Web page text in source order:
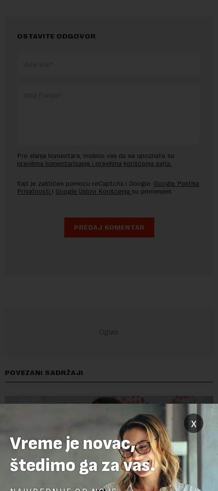
OSTAVITE ODGOVOR
Pre slanja komentara, molimo vas da se upoznate sa
pravilima komentarisanja i pravilima korišćenja sajta.
Sajt je zaštićen pomocu reCaptcha i Google. Google Politika
Privatnosti i Google Uslovi Korišćenja su primenjeni.
POVEZANI SADRŽAJI
x
Vreme je novac,
štedimo ga za vas.